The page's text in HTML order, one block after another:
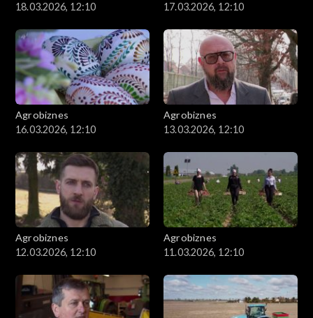
18.03.2026, 12:10
17.03.2026, 12:10
Agrobiznes
16.03.2026, 12:10
Agrobiznes
13.03.2026, 12:10
Agrobiznes
12.03.2026, 12:10
Agrobiznes
11.03.2026, 12:10